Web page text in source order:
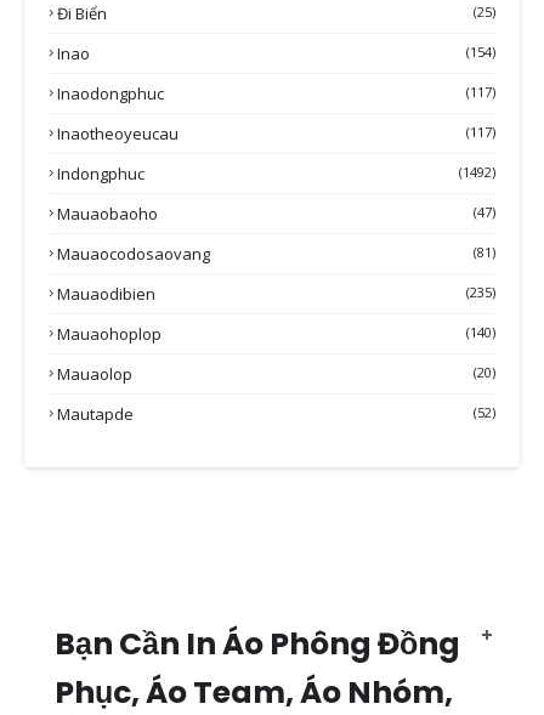
Đi Biển (25)
Inao (154)
Inaodongphuc (117)
Inaotheoyeucau (117)
Indongphuc (1492)
Mauaobaoho (47)
Mauaocodosaovang (81)
Mauaodibien (235)
Mauaohoplop (140)
Mauaolop (20)
Mautapde (52)
Bạn Cần In Áo Phông Đồng
Phục, Áo Team, Áo Nhóm,